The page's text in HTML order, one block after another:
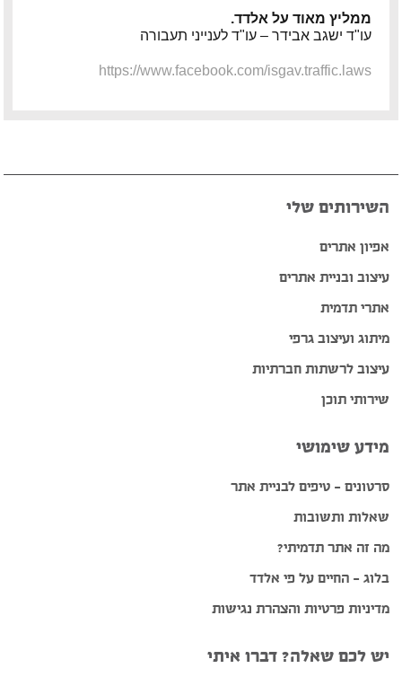
ממליץ מאוד על אלדד.
עו"ד ישגב אבידר – עו"ד לענייני תעבורה
https://www.facebook.com/isgav.traffic.laws
השירותים שלי
אפיון אתרים
עיצוב ובניית אתרים
אתרי תדמית
מיתוג ועיצוב גרפי
עיצוב לרשתות חברתיות
שירותי תוכן
מידע שימושי
סרטונים – טיפים לבניית אתר
שאלות ותשובות
מה זה אתר תדמיתי?
בלוג – החיים על פי אלדד
מדיניות פרטיות והצהרת נגישות
יש לכם שאלה? דברו איתי